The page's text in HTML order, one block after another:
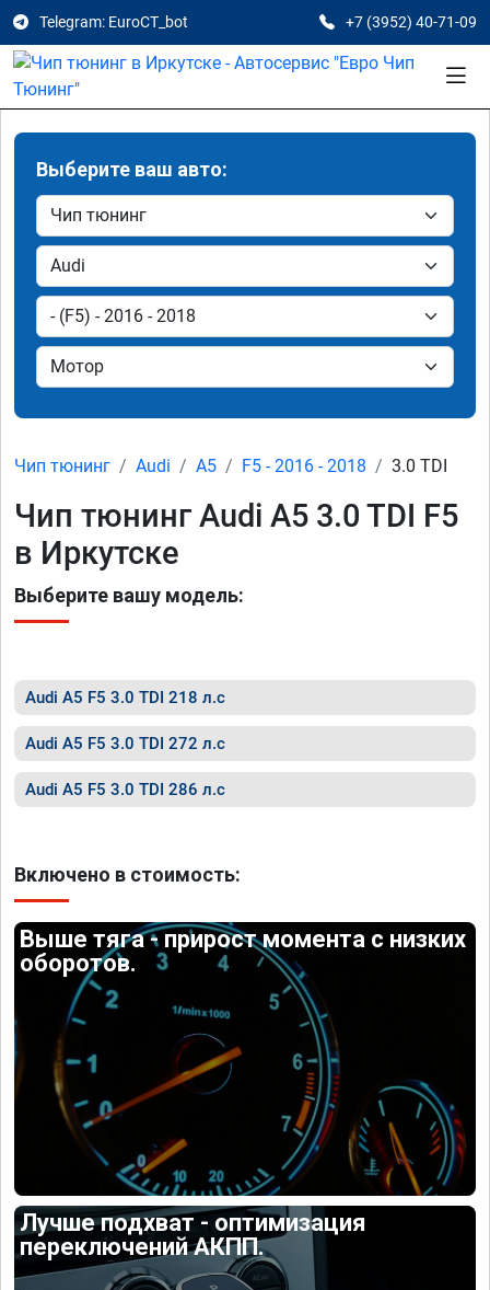
Telegram: EuroCT_bot +7 (3952) 40-71-09
Выберите ваш авто:
Чип тюнинг Audi A5 F5 - 2016 - 2018 3.0 TDI
Чип тюнинг Audi A5 3.0 TDI F5
в Иркутске
Выберите вашу модель:
Audi A5 F5 3.0 TDI 218 л.с
Audi A5 F5 3.0 TDI 272 л.с
Audi A5 F5 3.0 TDI 286 л.с
Включено в стоимость:
Выше тяга - прирост момента с низких
оборотов.
Лучше подхват - оптимизация
переключений АКПП.